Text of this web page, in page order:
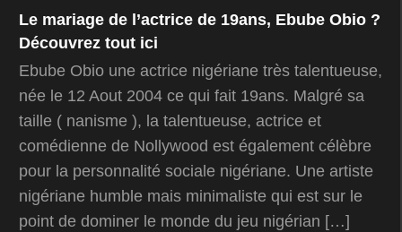
Le mariage de l’actrice de 19ans, Ebube Obio ?
Découvrez tout ici
Ebube Obio une actrice nigériane très talentueuse,
née le 12 Aout 2004 ce qui fait 19ans. Malgré sa
taille ( nanisme ), la talentueuse, actrice et
comédienne de Nollywood est également célèbre
pour la personnalité sociale nigériane. Une artiste
nigériane humble mais minimaliste qui est sur le
point de dominer le monde du jeu nigérian […]